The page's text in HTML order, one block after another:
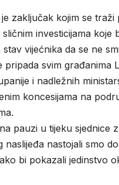
zaključak kojim se
sličnim investicijama
vijećnika da se ne
svim građanima
i nadležnih
koncesijama na
pauzi u tijeku
nastojali smo
bi pokazali jedinstvo